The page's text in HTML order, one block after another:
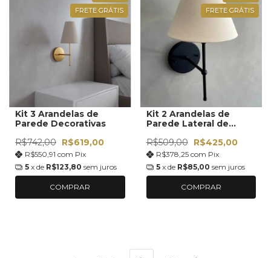
FRETE GRÁTIS
Kit 3 Arandelas de
Parede Decorativas
R$742,00 R$619,00
R$550,91 com Pix
5 x de R$123,80 sem juros
COMPRAR
FRETE GRÁTIS
Kit 2 Arandelas de
Parede Lateral de
R$509,00 R$425,00
R$378,25 com Pix
5 x de R$85,00 sem juros
COMPRAR